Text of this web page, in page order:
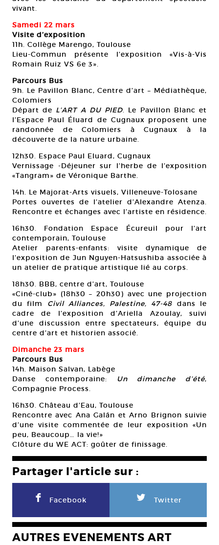
vivant.
Samedi 22 mars
Visite d’exposition
11h. Collège Marengo, Toulouse
Lieu-Commun présente l’exposition «Vis-à-Vis
Romain Ruiz VS 6e 3».
Parcours Bus
9h. Le Pavillon Blanc, Centre d’art – Médiathèque,
Colomiers
Départ de L’ART A DU PIED. Le Pavillon Blanc et
l’Espace Paul Éluard de Cugnaux proposent une
randonnée de Colomiers à Cugnaux à la
découverte de la nature urbaine.
12h30. Espace Paul Eluard, Cugnaux
Vernissage -Déjeuner sur l’herbe de l’exposition
«Tangram» de Véronique Barthe.
14h. Le Majorat-Arts visuels, Villeneuve-Tolosane
Portes ouvertes de l’atelier d’Alexandre Atenza.
Rencontre et échanges avec l’artiste en résidence.
16h30. Fondation Espace Écureuil pour l’art
contemporain, Toulouse
Atelier parents-enfants: visite dynamique de
l’exposition de Jun Nguyen-Hatsushiba associée à
un atelier de pratique artistique lié au corps.
18h30. BBB, centre d’art, Toulouse
«Ciné-club» (18h30 – 20h30) avec une projection
du film Civil Alliances, Palestine, 47-48 dans le
cadre de l’exposition d’Ariella Azoulay, suivi
d’une discussion entre spectateurs, équipe du
centre d’art et historien associé.
Dimanche 23 mars
Parcours Bus
14h. Maison Salvan, Labège
Danse contemporaine:
Un dimanche d’été,
Compagnie Process.
16h30. Château d’Eau, Toulouse
Rencontre avec Ana Galán et Arno Brignon suivie
d’une visite commentée de leur exposition «Un
peu, Beaucoup… la vie!»
Clôture du WE ACT: goûter de finissage.
Partager l'article sur :
F Facebook L Twitter
AUTRES EVENEMENTS ART